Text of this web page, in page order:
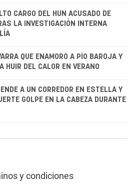
CARGO DEL HUN ACUSADO DE
LA INVESTIGACIÓN INTERNA
QUE ENAMORÓ A PÍO BAROJA Y
HUIR DEL CALOR EN VERANO
A UN CORREDOR EN ESTELLA Y
GOLPE EN LA CABEZA DURANTE
y condiciones